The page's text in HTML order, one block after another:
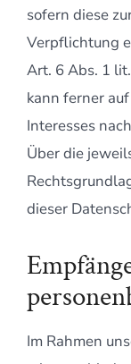
sofern diese
Verpflichtung
Art. 6 Abs. 1
kann ferner
Interesses
Über die
dieser
Im Rahmen